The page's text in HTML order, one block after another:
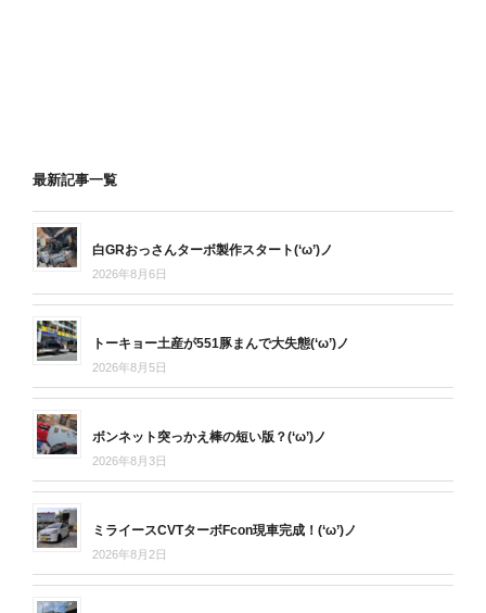
最新記事一覧
白GRおっさんターボ製作スタート(‘ω’)ノ
2026年8月6日
トーキョー土産が551豚まんで大失態(‘ω’)ノ
2026年8月5日
ボンネット突っかえ棒の短い版？(‘ω’)ノ
2026年8月3日
ミライースCVTターボFcon現車完成！(‘ω’)ノ
2026年8月2日